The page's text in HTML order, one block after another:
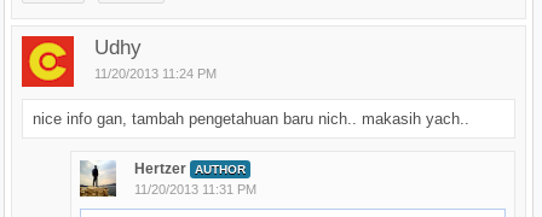
Udhy
11/20/2013 11:24 PM
nice info gan, tambah pengetahuan baru nich.. makasih yach..
Hertzer AUTHOR
11/20/2013 11:31 PM